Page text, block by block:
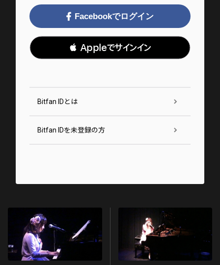
Facebookでログイン
 Appleでサインイン
Bitfan IDとは
Bitfan IDを未登録の方